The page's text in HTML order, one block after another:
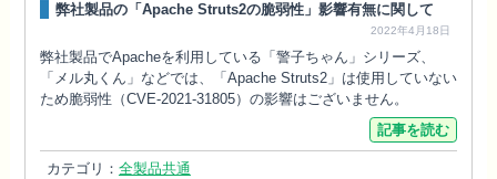
弊社製品の「Apache Struts2の脆弱性」影響有無に関して
2022年4月18日
弊社製品でApacheを利用している「警子ちゃん」シリーズ、
「メル丸くん」などでは、「Apache Struts2」は使用していない
ため脆弱性（CVE-2021-31805）の影響はございません。
記事を読む
カテゴリ： 全製品共通